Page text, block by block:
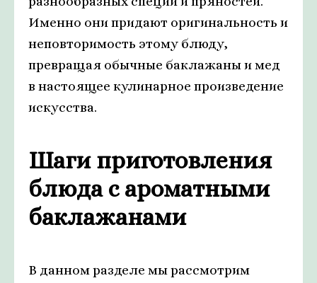
Именно они придают оригинальность и
неповторимость этому блюду,
превращая обычные баклажаны и мед
в настоящее кулинарное произведение
искусства.
Шаги приготовления
блюда с ароматными
баклажанами
В данном разделе мы рассмотрим